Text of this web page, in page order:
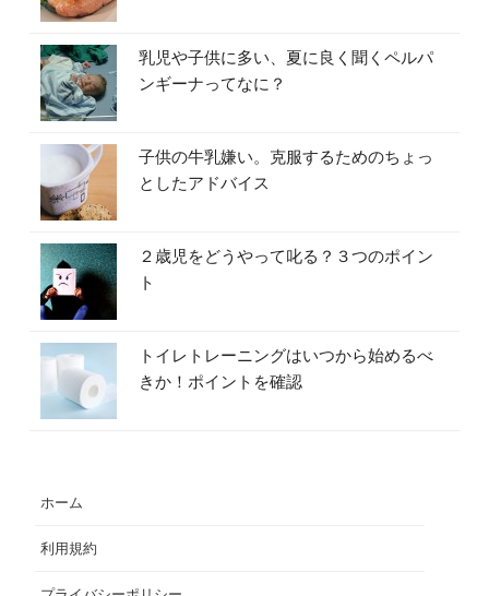
乳児や子供に多い、夏に良く聞くペルパ
ンギーナってなに？
子供の牛乳嫌い。克服するためのちょっ
としたアドバイス
２歳児をどうやって叱る？３つのポイン
ト
トイレトレーニングはいつから始めるべ
きか！ポイントを確認
ホーム
利用規約